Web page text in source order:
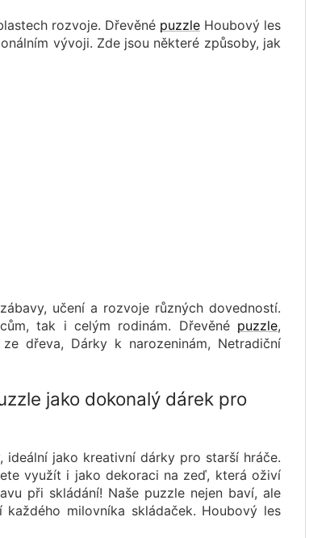
rozvoje. Dřevěné puzzleHoubový les
vývoji. Zde jsou některé způsoby, jak
učení a rozvoje různých dovedností.
tak i celým rodinám. Dřevěné puzzle,
dřeva, Dárky k narozeninám, Netradiční
jako dokonalý dárek pro
ideální jako kreativní dárky pro starší hráče.
využít i jako dekoraci na zeď, která oživí
při skládání! Naše puzzle nejen baví, ale
milovníka skládaček. Houbový les